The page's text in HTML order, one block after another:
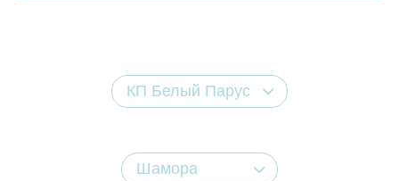
КП Белый Парус
Шамора